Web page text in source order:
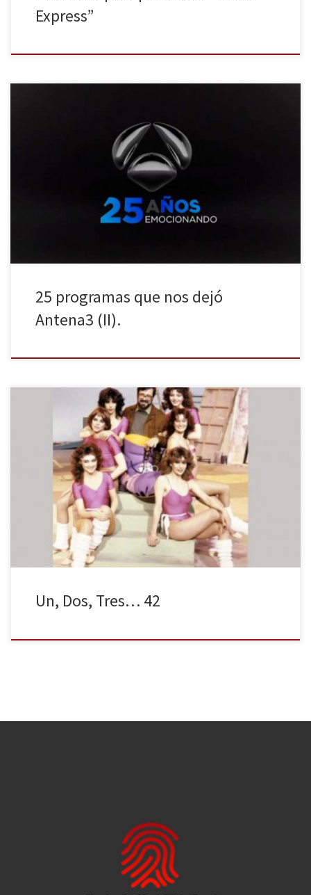
Express”
La cadena privada de San Sebastián de los Reyes cumplió 25 años
y desde La Huella Digital seguimos queriendo felicitar a Antena 3
por su aniversario. Y para rendirle culto, aquí va la segunda parte
de un ranking totalmente subjetivo de los 25 programas de los
que mejor recuerdo conservo. 12– […]
25 programas que nos dejó
Antena3 (II).
El mejor programa de la televisión española cumple el próximo
jueves 24 de Abril 42 añazos. Con más de 400 programas, fue el
trampolín de azafatas como Lidya Bosch, Victoria Abril, Silvia
Marsó, Paula Vazquez,Nina…. a las que todos conocemos por
trabajos posteriores.
Un, Dos, Tres… 42